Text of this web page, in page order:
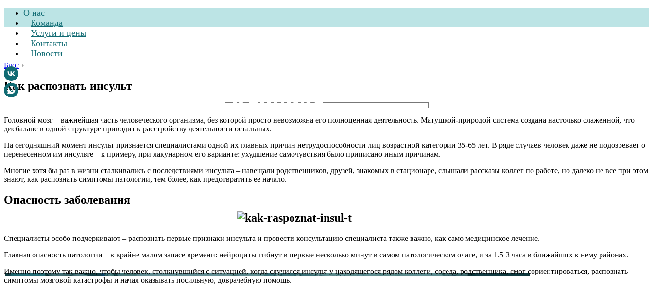
О нас
Команда
Услуги и цены
Контакты
Новости
Стоматологическая клиника
Блог ›
Как распознать инсульт
Головной мозг – важнейшая часть человеческого организма, без которой просто невозможна его полноценная деятельность. Матушкой-природой система создана настолько слаженной, что
дисбаланс в одной структуре приводит к расстройству деятельности остальных.
На сегодняшний момент инсульт признается специалистами одной их главных причин нетрудоспособности лиц возрастной категории 35-65 лет. В ряде случаев человек даже не подозревает о
перенесенном им инсульте – к примеру, при лакунарном его варианте: ухудшение самочувствия было приписано иным причинам.
Многие хотя бы раз в жизни сталкивались с последствиями инсульта – навещали родственников, друзей, знакомых в стационаре, слышали рассказы коллег по работе, но далеко не все при этом
знают, как распознать симптомы патологии, тем более, как предотвратить ее начало.
Опасность заболевания
Специалисты особо подчеркивают – распознать первые признаки инсульта и провести консультацию специалиста также важно, как само медицинское лечение.
Главная опасность патологии – в крайне малом запасе времени: нейроциты гибнут в первые несколько минут в самом патологическом очаге, и за 1.5-3 часа в ближайших к нему районах.
Именно поэтому так важно, чтобы человек, столкнувшийся с ситуацией, когда случился инсульт у находящегося рядом коллеги, соседа, родственника, смог сориентироваться, распознать
симптомы мозговой катастрофы и начал оказывать посильную, доврачебную помощь.